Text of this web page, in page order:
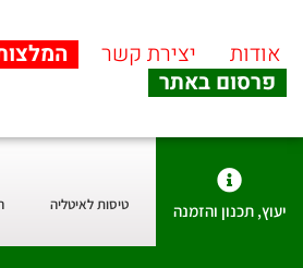
אודות יצירת קשר
פרסום באתר
יעוץ, תכנון והזמנה טיסות לאיטליה